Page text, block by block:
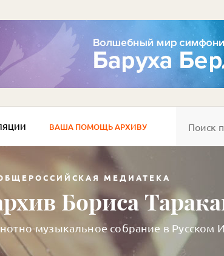
ВАША ПОМОЩЬ АРХИВУ
МЕДИАТЕКА
Бориса
музыкальное собрание в Русском